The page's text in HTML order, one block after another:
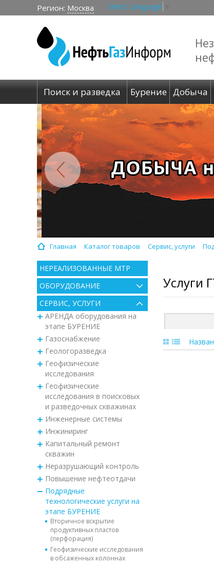
Регион: Москва Select Language
Поиск и разведка Бурение Добыча
Главная Каталог товаров Сервис, услуги
НЕРЕАЛИЗОВАННЫЕ МТР
ОБОРУДОВАНИЕ
СЕРВИС, УСЛУГИ
АРЕНДА оборудования на
этапе БУРЕНИЕ
Газоснабжение
Геологоразведка
Геофизические
исследования
Геофизические
исследования в поисковых
и разведочных скважинах
Инженерные системы
Инжиниринг
Капитальный ремонт
скважин
Неразрушающий контроль
Повышение нефтеотдачи
Подрядные
технологические услуги на
этапе БУРЕНИЕ
Вторичное вскрытие
продуктивных пластов
(перфорация)
Геофизические исследования
в обсаженных колоннах
Услуги